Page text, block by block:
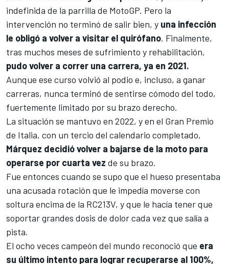
indefinida de la parrilla de MotoGP. Pero la
intervención no terminó de salir bien, y una infección
le obligó a volver a visitar el quirófano. Finalmente,
tras muchos meses de sufrimiento y rehabilitación,
pudo volver a correr una carrera, ya en 2021.
Aunque ese curso volvió al podio e, incluso, a ganar
carreras, nunca terminó de sentirse cómodo del todo,
fuertemente limitado por su brazo derecho.
La situación se mantuvo en 2022, y en el Gran Premio
de Italia, con un tercio del calendario completado,
Márquez decidió volver a bajarse de la moto para
operarse por cuarta vez de su brazo.
Fue entonces cuando se supo que el hueso presentaba
una acusada rotación que le impedía moverse con
soltura encima de la RC213V, y que le hacía tener que
soportar grandes dosis de dolor cada vez que salía a
pista.
El ocho veces campeón del mundo reconoció que era
su último intento para lograr recuperarse al 100%,